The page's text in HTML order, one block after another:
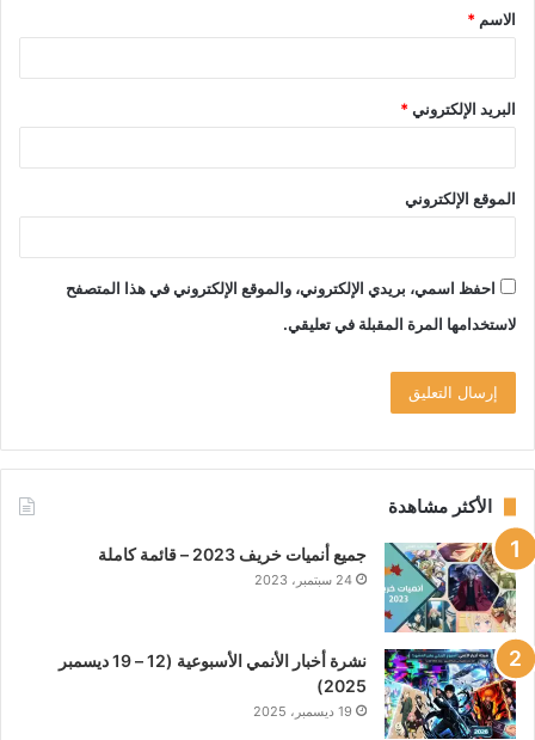
*
الاسم *
البريد الإلكتروني*
الموقع الإلكتروني
احفظ اسمي، بريدي الإلكتروني، والموقع الإلكتروني في هذا المتصفح
لاستخدامها المرة المقبلة في تعليقي.
الأكثر مشاهدة
جميع أنميات خريف 2023 – قائمة كاملة
24 سبتمبر، 2023
نشرة أخبار الأنمي الأسبوعية (12 – 19 ديسمبر
2025)
19 ديسمبر، 2025